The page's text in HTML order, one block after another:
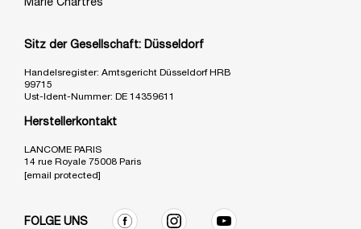
Marie Chartres
Sitz der Gesellschaft: Düsseldorf
Handelsregister: Amtsgericht Düsseldorf HRB
99715
Ust-Ident-Nummer: DE 14359611
Herstellerkontakt
LANCOME PARIS
14 rue Royale 75008 Paris
[email protected]
FOLGE UNS